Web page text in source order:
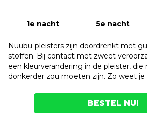
1e nacht 5e nacht
Nuubu-pleisters zijn doordrenkt met
stoffen. Bij contact met zweet
een kleurverandering in de pleister,
donkerder zou moeten zijn. Zo weet
BESTEL NU!